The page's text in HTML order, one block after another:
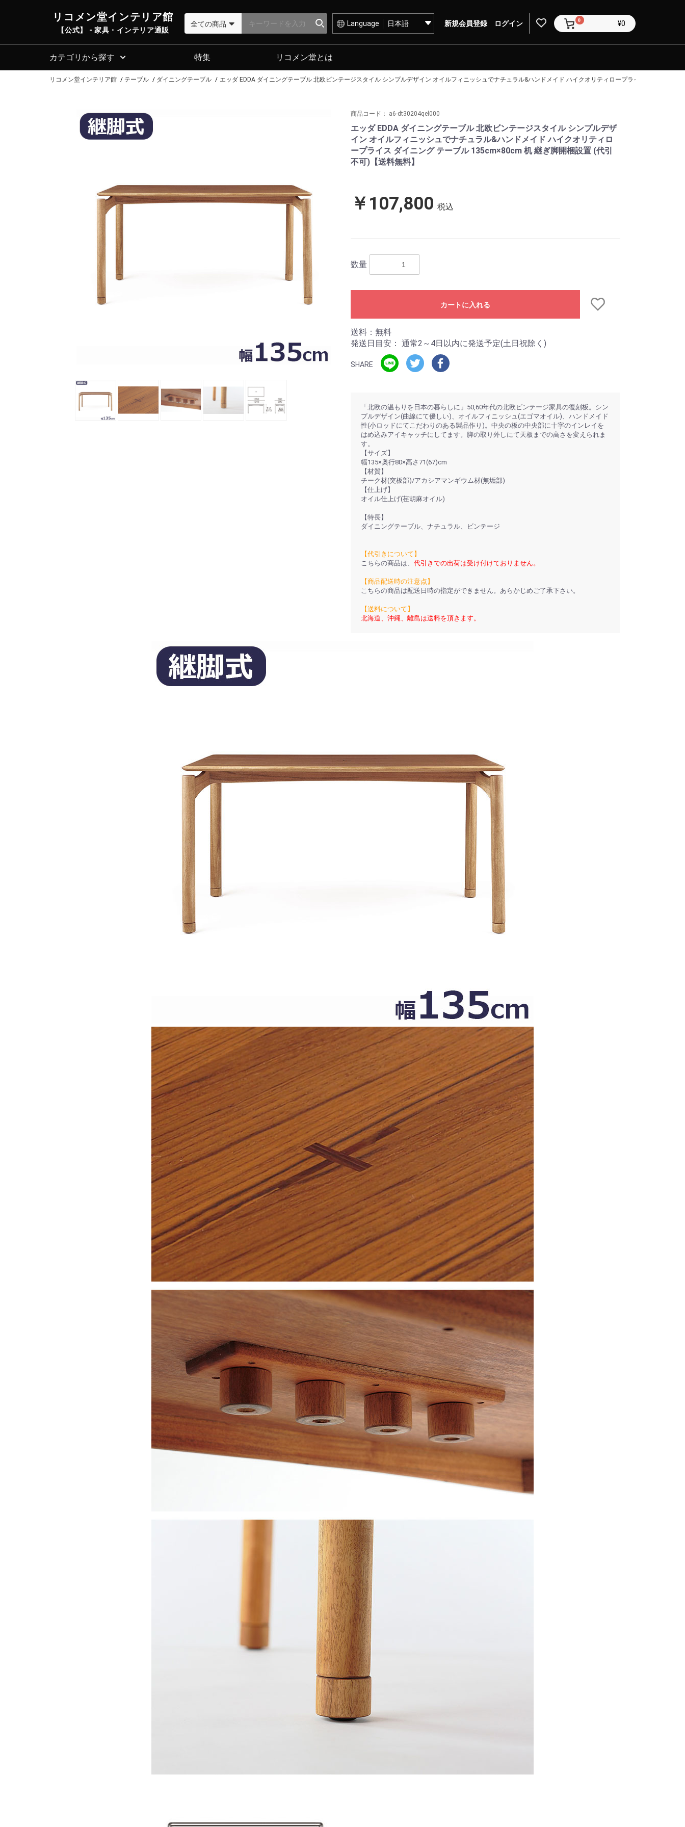
リコメン堂インテリア館
【公式】 - 家具・インテリア通販
Language 新規会員登録 ログイン 0 ¥0
カテゴリから探す 特集 リコメン堂とは
リコメン堂インテリア館 テーブル ダイニングテーブル エッダ EDDA ダイニングテーブル 北欧ビンテージスタイル シンプルデザイン オイルフィニッシュでナチュラル&ハンドメイド ハイクオリティロープライス ダイニング
商品コード： a6-dt30204qel000
エッダ EDDA ダイニングテーブル 北欧ビンテージスタイル シンプルデザ
イン オイルフィニッシュでナチュラル&ハンドメイド ハイクオリティロ
ープライス ダイニング テーブル 135cm×80cm 机 継ぎ脚開梱設置 (代引
不可)【送料無料】
￥107,800 税込
数量
カートに入れる
送料：無料
発送日目安： 通常2～4日以内に発送予定(土日祝除く)
SHARE
「北欧の温もりを日本の暮らしに」50,60年代の北欧ビンテージ家具の復刻板。シン
プルデザイン(曲線にて優しい)、オイルフィニッシュ(エゴマオイル)、ハンドメイド
性(小ロッドにてこだわりのある製品作り)。中央の板の中央部に十字のインレイを
はめ込みアイキャッチにしてます。脚の取り外しにて天板までの高さを変えられま
す。
【サイズ】
幅135×奥行80×高さ71(67)cm
【材質】
チーク材(突板部)/アカシアマンギウム材(無垢部)
【仕上げ】
オイル仕上げ(荏胡麻オイル)
【特長】
ダイニングテーブル、ナチュラル、ビンテージ
【代引きについて】
こちらの商品は、 代引きでの出荷は受け付けておりません。
【商品配送時の注意点】
こちらの商品は配送日時の指定ができません。あらかじめご了承下さい。
【送料について】
北海道、沖縄、離島は送料を頂きます。